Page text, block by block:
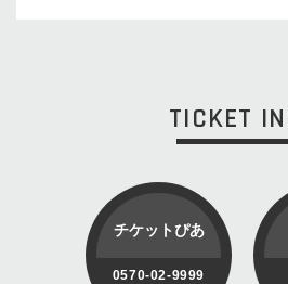
TICKET
チケットぴあ
0570-02-9999